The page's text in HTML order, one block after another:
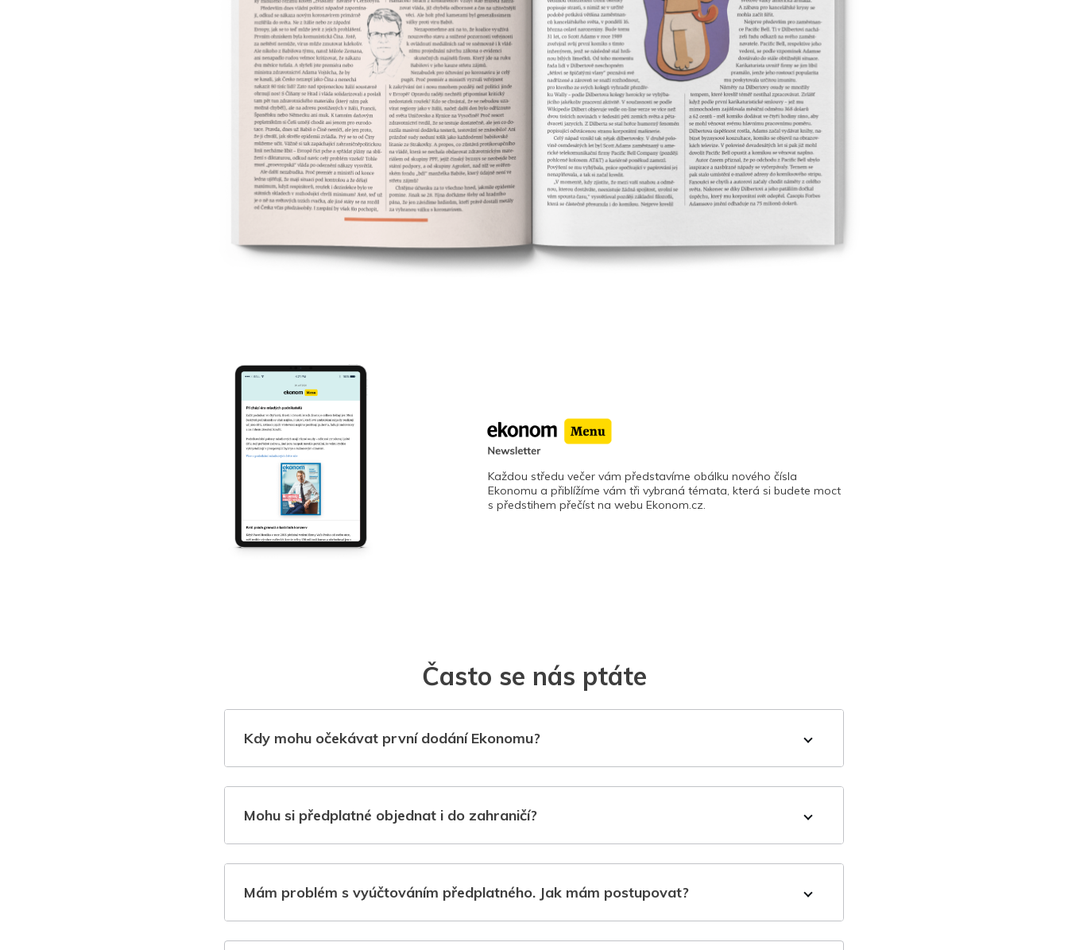
Každou středu večer vám představíme obálku nového čísla
Ekonomu a přiblížíme vám tři vybraná témata, která si budete moct
s předstihem přečíst na webu Ekonom.cz.
Často se nás ptáte
Kdy mohu očekávat první dodání Ekonomu?
Mohu si předplatné objednat i do zahraničí?
Mám problém s vyúčtováním předplatného. Jak mám postupovat?